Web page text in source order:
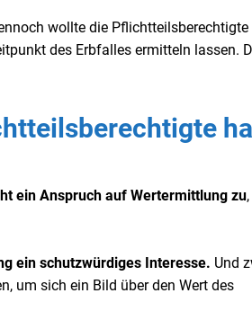
wollte die
des Erbfalles ermitteln lassen.
ein Anspruch auf Wertermittlung zu
ein schutzwürdiges Interesse. Und
um sich ein Bild über den Wert des